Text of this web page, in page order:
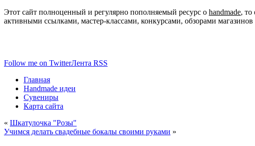
Этот сайт полноценный и регулярно пополняемый ресурс о handmade, то
активными ссылками, мастер-классами, конкурсами, обзорами магазинов
Follow me on TwitterЛента RSS
Главная
Handmade идеи
Сувениры
Карта сайта
« Шкатулочка "Розы"
Учимся делать свадебные бокалы своими руками »